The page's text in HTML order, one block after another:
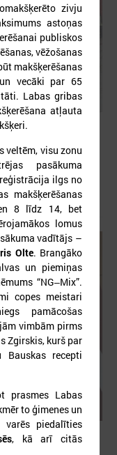
"Drošība
sākas ar Tevi!"
zivju
astoņas
publiskos
vēžošanas
makšķerēšanas
vecāki par 65
Labas gribas
atļauta
veltēm, visu zonu
pasākuma
ilgs no
makšķerēšanas
8 līdz 14, bet
lomus
vadītājs –
Olte. Brangāko
un piemiņas
“NG‒Mix”.
copes meistari
pamācošas
vimbām pirms
Zgirskis, kurš par
recepti
prasmes Labas
to ģimenes un
varēs piedalīties
, kā arī citās